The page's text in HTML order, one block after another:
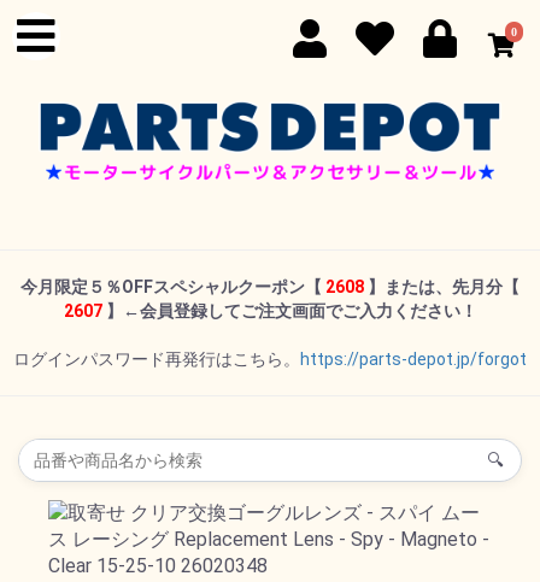
0
今月限定５％OFFスペシャルクーポン 【 2608 】または、先月分【
2607】←会員登録してご注文画面でご入力ください！
ログインパスワード再発行はこちら。 https://parts-depot.jp/forgot
🔍